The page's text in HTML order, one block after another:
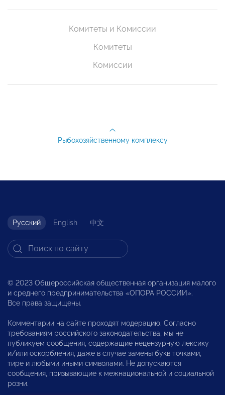
Комитеты и Комиссии
Комитеты
Комиссии
Рыбохозяйственному комплексу
Русский English 中文
© 2023 Общероссийская общественная организация малого
и среднего предпринимательства «ОПОРА РОССИИ».
Все права защищены.
Комментарии на сайте проходят модерацию. Согласно
требованиям российского законодательства, мы не
публикуем сообщения, содержащие нецензурную лексику
и/или оскорбления, даже в случае замены букв точками,
тире и любыми иными символами. Не допускаются
сообщения, призывающие к межнациональной и социальной
розни.